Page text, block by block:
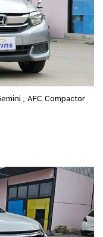
, AFC Compactor